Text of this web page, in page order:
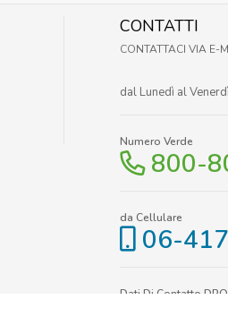
CONTATTI
CONTATTACI VIA E-
dal Lunedì al
Numero Verde
800-
da Cellulare
06-
Dati Di Contatto DPO